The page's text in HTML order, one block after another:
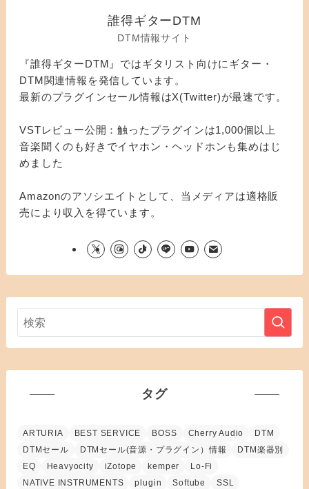
誰得ギターDTM
DTM情報サイト
『誰得ギターDTM』ではギタリスト向けにギター・
DTM関連情報を発信しています。
最新のプラグインセール情報はX(Twitter)が最速です。
VSTレビュー公開：触ったプラグインは1,000個以上
音楽聞くのも好きでイヤホン・ヘッドホンも集めはじ
めました
Amazonのアソシエイトとして、当メディアは適格販
売により収入を得ています。
タグ
ARTURIA BEST SERVICE BOSS Cherry Audio
DTM
DTMセール
DTMセール(音源・プラグイン）情報
DTM楽器別
EQ
Heavyocity iZotope kemper
Lo-Fi
NATIVE INSTRUMENTS
plugin Softube
SSL